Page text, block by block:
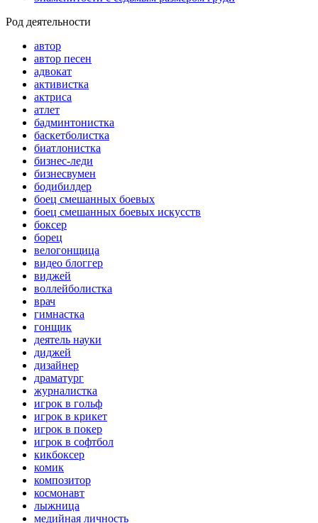
Род деятельности
автор
автор песен
адвокат
активистка
актриса
атлет
бадминтонистка
баскетболистка
биатлонистка
бизнес-леди
бизнесвумен
бодибилдер
боец смешанных боевых
боец смешанных боевых искусств
боксер
борец
велогонщица
видео блоггер
виджей
воллейболистка
врач
гимнастка
гонщик
деятель науки
диджей
дизайнер
драматург
журналистка
игрок в гольф
игрок в крикет
игрок в покер
игрок в софтбол
кикбоксер
комик
композитор
космонавт
лыжница
медийная личность